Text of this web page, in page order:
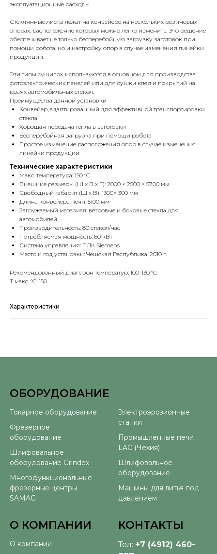
эксплуатационные расходы.
Стеклянные листы лежат на конвейере на нескольких резиновых
опорах, расположение которых можно легко изменить. Это решение
обеспечивает не только бесперебойную загрузку заготовок при
помощи робота, но и настройку опор в случае изменения линейки
продукции.
Эти типы сушилок используются в основном для производства
фотоэлектрических панелей или для сушки клея и покрытий на
краях автомобильных стекол.
Преимущества данной установки
Конвейер, адаптированный для эффективной транспортировки
стекла
Хорошая передача тепла в заготовки
Бесперебойная загрузка при помощи робота
Простое изменение расположения опор в случае изменения
линейки продукции
Технические характеристики
Макс. температура: 150 °C
Внешние размеры (Ш х В х Г): 2000 × 2500 × 5700 мм
Свободный габарит (Ш х В): 1300× 300 мм
Длина конвейера печи: 5100 мм
Загружаемый материал: ветровые и боковые стекла для
автомобилей
Производительность: 80 стекол/час
Потребляемая мощность: 60 кВт
Система управления: ПЛК Siemens
Место и год установки: Чешская Республика, 2010 г.
Рекомендованный диапазон температур: 100-130 °C
T макс. °C: 150
Характеристики
ОБОРУДОВАНИЕ
Токарное оборудование
Фрезерное
оборудование
Шлифовальное
оборудование Grindex
Многофункциональные
фрезерные центры
SAMAG
Электроэрозионные
станки
Промышленные печи
LAC (Чехия)
Шлифовальное
оборудование
Машины для литья под
давлением
О КОМПАНИИ
О компании
КОНТАКТЫ
Тел: +7 (4912) 460-